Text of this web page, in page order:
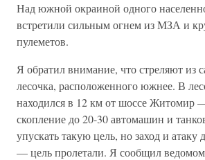
Над южной окраиной одного
встретили сильным огнем из МЗА и
пулеметов.
Я обратил внимание, что стреляют из
лесочка, расположенного южнее. В
находился в 12 км от шоссе Житомир
скопление до 20-30 автомашин и
упускать такую цель, но заход и атаку
— цель пролетали. Я сообщил